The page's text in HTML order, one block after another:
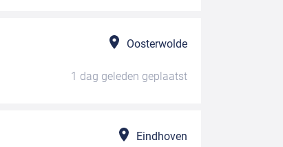
Oosterwolde
1 dag geleden geplaatst
Eindhoven